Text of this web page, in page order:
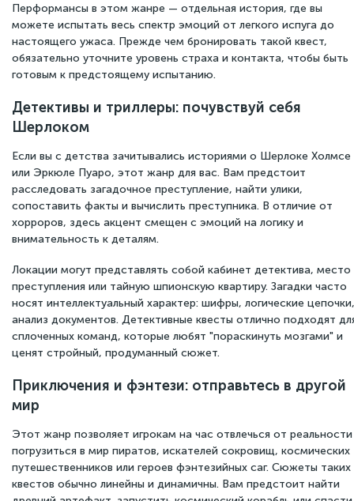
Перформансы в этом жанре — отдельная история, где вы
можете испытать весь спектр эмоций от легкого испуга до
настоящего ужаса. Прежде чем бронировать такой квест,
обязательно уточните уровень страха и контакта, чтобы быть
готовым к предстоящему испытанию.
Детективы и триллеры: почувствуй себя
Шерлоком
Если вы с детства зачитывались историями о Шерлоке Холмсе
или Эркюле Пуаро, этот жанр для вас. Вам предстоит
расследовать загадочное преступление, найти улики,
сопоставить факты и вычислить преступника. В отличие от
хорроров, здесь акцент смещен с эмоций на логику и
внимательность к деталям.
Локации могут представлять собой кабинет детектива, место
преступления или тайную шпионскую квартиру. Загадки часто
носят интеллектуальный характер: шифры, логические цепочки,
анализ документов. Детективные квесты отлично подходят
сплоченных команд, которые любят "пораскинуть мозгами" и
ценят стройный, продуманный сюжет.
Приключения и фэнтези: отправьтесь в другой
мир
Этот жанр позволяет игрокам на час отвлечься от
погрузиться в мир пиратов, искателей сокровищ, космических
путешественников или героев фэнтезийных саг. Сюжеты таких
квестов обычно линейны и динамичны. Вам предстоит найти